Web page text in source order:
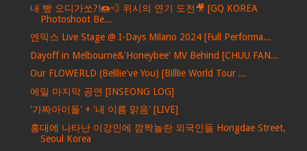
내 빵 오디가쏘?!🍩💨 위시의 연기 도전🎥 [GQ KOREA
Photoshoot Be...
엔믹스 Live Stage @ I-Days Milano 2024 [Full Performa...
Dayoff in Melbourne&'Honeybee' MV Behind [CHUU FAN...
Our FLOWERLD (Belllie've You) [Billlie World Tour ...
에밀 마지막 공연 [INSEONG LOG]
'가짜아이돌' + '내 이름 맑음' [LIVE]
홍대에 나타난 이강인에 깜짝놀란 외국인들 Hongdae Street,
Seoul Korea